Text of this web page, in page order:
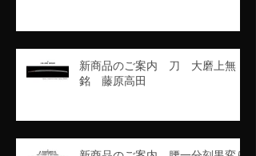
新商品のご案内 刀 大磨上無
銘 藤原高田